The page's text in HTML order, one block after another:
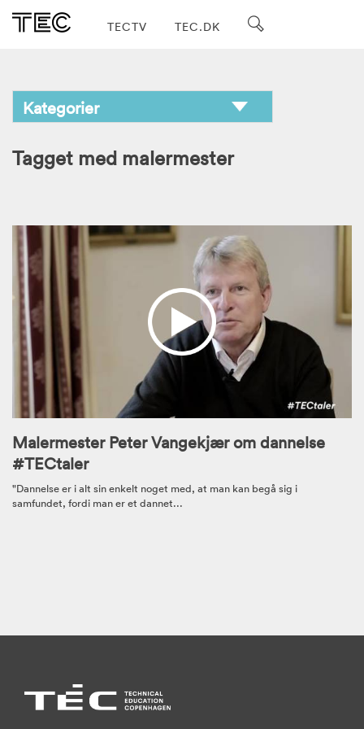
TECTV TEC.DK
Tagget med malermester
Malermester Peter Vangekjær om dannelse
#TECtaler
"Dannelse er i alt sin enkelt noget med, at man kan begå sig i
samfundet, fordi man er et dannet...